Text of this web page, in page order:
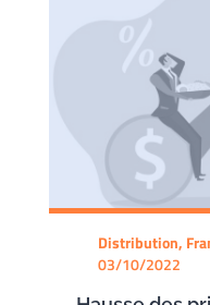
Distribution,
03/10/2022